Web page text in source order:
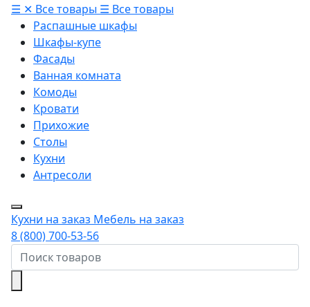
☰ ✕ Все товары ☰ Все товары
Распашные шкафы
Шкафы-купе
Фасады
Ванная комната
Комоды
Кровати
Прихожие
Столы
Кухни
Антресоли
Кухни на заказ Мебель на заказ
8 (800) 700-53-56